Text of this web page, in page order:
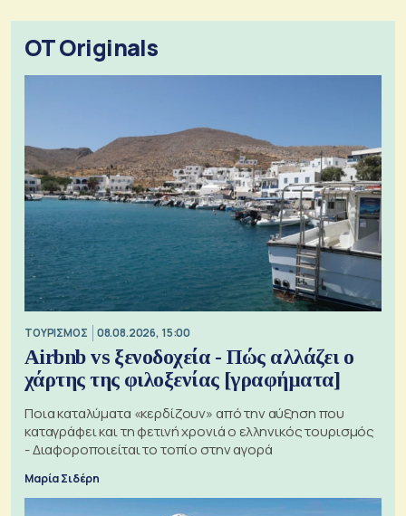
OT Originals
ΤΟΥΡΙΣΜΟΣ 08.08.2026, 15:00
Airbnb vs ξενοδοχεία - Πώς αλλάζει ο
χάρτης της φιλοξενίας [γραφήματα]
Ποια καταλύματα «κερδίζουν» από την αύξηση που
καταγράφει και τη φετινή χρονιά ο ελληνικός τουρισμός
- Διαφοροποιείται το τοπίο στην αγορά
Μαρία Σιδέρη